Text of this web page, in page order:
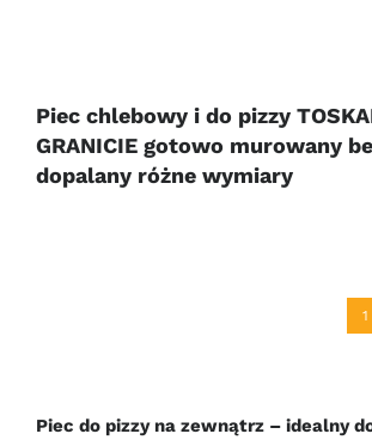
Piec chlebowy i do pizzy
GRANICIE gotowo murowany
dopalany różne wymiary
1
Piec do pizzy na zewnątrz – idealny